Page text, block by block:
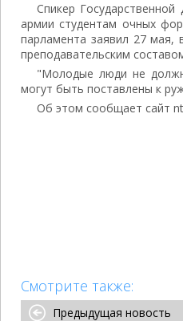
Спикер
армии студентам очных
парламента заявил 27 мая,
преподавательским
"Молодые люди не
могут быть поставлены к
Об этом сообщает сайт
Смотрите также:
Предыдущая новость